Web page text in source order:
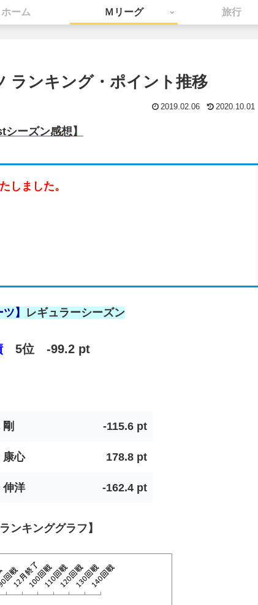
ホーム Ｍリーグ 旅行
ランキング・ポイント推移
2019.02.06 2020.10.01
ーズン感想】
しました。
】 レギュラーシーズン
5位 -99.2 pt
-115.6 pt
康心 178.8 pt
伸洋 -162.4 pt
ンキンググラフ】